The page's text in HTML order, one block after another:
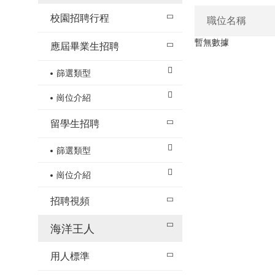
校園招聘行程
應屆畢業生招聘
篩選類型
崗位介紹
留學生招聘
篩選類型
崗位介紹
招聘視頻
海洋王人
用人標準
職位名稱
暫無數據